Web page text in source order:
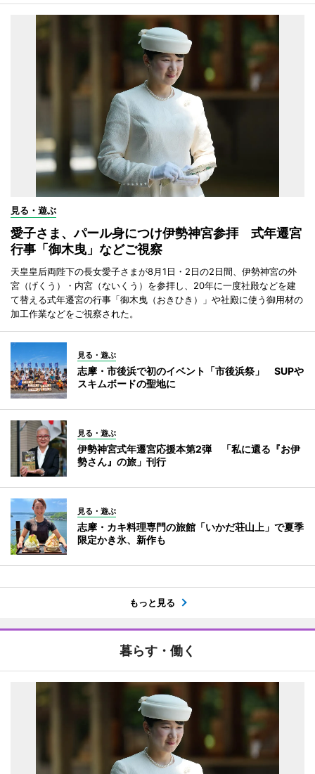
見る・遊ぶ
愛子さま、パール身につけ伊勢神宮参拝 式年遷宮
行事「御木曳」などご視察
天皇皇后両陛下の長女愛子さまが8月1日・2日の2日間、伊勢神宮の外
宮（げくう）・内宮（ないくう）を参拝し、20年に一度社殿などを建
て替える式年遷宮の行事「御木曳（おきひき）」や社殿に使う御用材の
加工作業などをご視察された。
見る・遊ぶ
志摩・市後浜で初のイベント「市後浜祭」 SUPや
スキムボードの聖地に
見る・遊ぶ
伊勢神宮式年遷宮応援本第2弾 「私に還る『お伊
勢さん』の旅」刊行
見る・遊ぶ
志摩・カキ料理専門の旅館「いかだ荘山上」で夏季
限定かき氷、新作も
もっと見る
暮らす・働く